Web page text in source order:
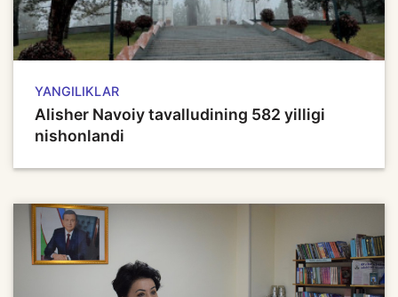
YANGILIKLAR
Alisher Navoiy tavalludining 582 yilligi
nishonlandi